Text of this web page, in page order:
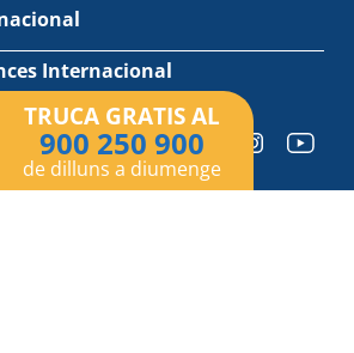
TRUCA GRATIS AL
900 250 900
de dilluns a diumenge
Internacional